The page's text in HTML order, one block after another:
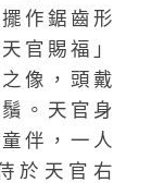
作鋸齒形
官賜福」
像，頭戴
。天官身
伴，一人
於天官右